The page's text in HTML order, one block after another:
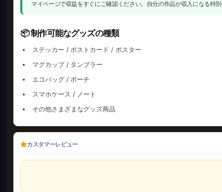
マイページで収益をすぐにご確認ください。自分の作品が収入になる特
📦 制作可能なグッズの種類
ステッカー / ポストカード / ポスター
マグカップ / タンブラー
エコバッグ / ポーチ
スマホケース / ノート
その他さまざまなグッズ商品
カスタマーレビュー